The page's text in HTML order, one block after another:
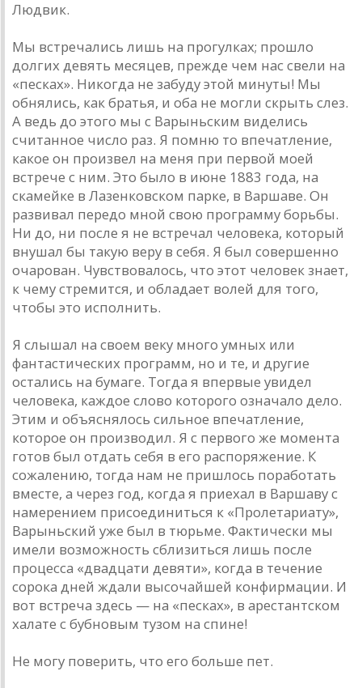
Людвик.
Мы встречались лишь на прогулках; прошло
долгих девять месяцев, прежде чем нас свели на
«песках». Никогда не забуду этой минуты! Мы
обнялись, как братья, и оба не могли скрыть слез.
А ведь до этого мы с Варыньским виделись
считанное число раз. Я помню то впечатление,
какое он произвел на меня при первой моей
встрече с ним. Это было в июне 1883 года, на
скамейке в Лазенковском парке, в Варшаве. Он
развивал передо мной свою программу борьбы.
Ни до, ни после я не встречал человека, который
внушал бы такую веру в себя. Я был совершенно
очарован. Чувствовалось, что этот человек знает,
к чему стремится, и обладает волей для того,
чтобы это исполнить.
Я слышал на своем веку много умных или
фантастических программ, но и те, и другие
остались на бумаге. Тогда я впервые увидел
человека, каждое слово которого означало дело.
Этим и объяснялось сильное впечатление,
которое он производил. Я с первого же момента
готов был отдать себя в его распоряжение. К
сожалению, тогда нам не пришлось поработать
вместе, а через год, когда я приехал в Варшаву с
намерением присоединиться к «Пролетариату»,
Варыньский уже был в тюрьме. Фактически мы
имели возможность сблизиться лишь после
процесса «двадцати девяти», когда в течение
сорока дней ждали высочайшей конфирмации. И
вот встреча здесь — на «песках», в арестантском
халате с бубновым тузом на спине!
Не могу поверить, что его больше пет.